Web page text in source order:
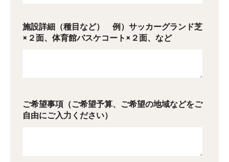
施設詳細（種目など） 例）サッカーグランド芝
×２面、体育館バスケコート×２面、など
ご希望事項（ご希望予算、ご希望の地域などをご
自由にご入力ください）